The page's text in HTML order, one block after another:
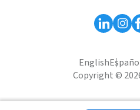
English
Copyright ©